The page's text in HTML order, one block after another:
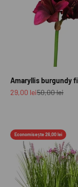
Amaryllis burgundy
Preț redus
29,00 leiPreț normal
50,00 lei
Economisește 26,00 lei